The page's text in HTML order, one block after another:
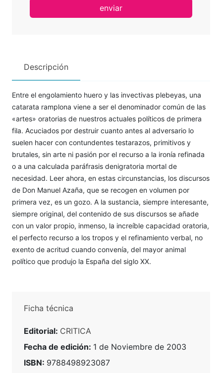
enviar
Descripción
Entre el engolamiento huero y las invectivas plebeyas, una
catarata ramplona viene a ser el denominador común de las
«artes» oratorias de nuestros actuales políticos de primera
fila. Acuciados por destruir cuanto antes al adversario lo
suelen hacer con contundentes testarazos, primitivos y
brutales, sin arte ni pasión por el recurso a la ironía refinada
o a una calculada paráfrasis denigratoria mortal de
necesidad. Leer ahora, en estas circunstancias, los discursos
de Don Manuel Azaña, que se recogen en volumen por
primera vez, es un gozo. A la sustancia, siempre interesante,
siempre original, del contenido de sus discursos se añade
con un valor propio, inmenso, la increíble capacidad oratoria,
el perfecto recurso a los tropos y el refinamiento verbal, no
exento de acritud cuando convenía, del mayor animal
político que produjo la España del siglo XX.
Ficha técnica
Editorial: CRITICA
Fecha de edición: 1 de Noviembre de 2003
ISBN: 9788498923087